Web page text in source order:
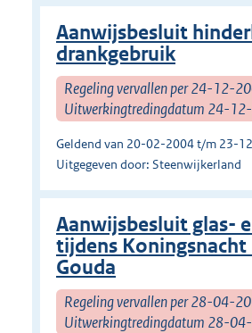
Aanwijsbesluit
drankgebruik
Regeling vervallen per 24-12-
Uitwerkingtredingdatum 24-
Geldend van 20-02-2004 t/m 23-
Uitgegeven door: Steenwijkerland
Aanwijsbesluit glas-
tijdens Koningsnacht
Gouda
Regeling vervallen per 28-04-
Uitwerkingtredingdatum 28-